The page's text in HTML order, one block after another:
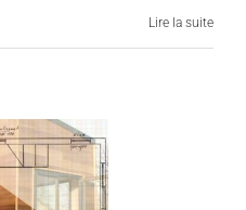
Lire la suite